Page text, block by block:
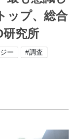
ップ、総合
究所
ー #調査